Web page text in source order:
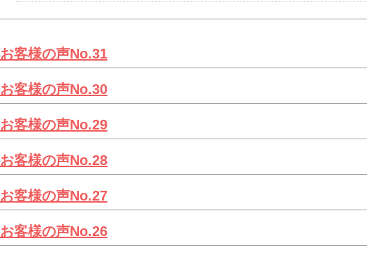
お客様の声No.31
お客様の声No.30
お客様の声No.29
お客様の声No.28
お客様の声No.27
お客様の声No.26